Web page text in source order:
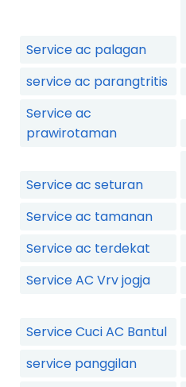
Service ac palagan
service ac parangtritis
Service ac
prawirotaman
Service ac seturan
Service ac tamanan
Service ac terdekat
Service AC Vrv jogja
Service Cuci AC Bantul
service panggilan